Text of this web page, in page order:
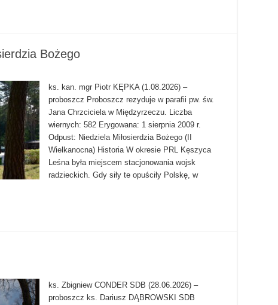
Bożego
ks. kan. mgr Piotr KĘPKA (1.08.2026) –
proboszcz Proboszcz rezyduje w parafii pw. św.
Jana Chrzciciela w Międzyrzeczu. Liczba
wiernych: 582 Erygowana: 1 sierpnia 2009 r.
Odpust: Niedziela Miłosierdzia Bożego (II
Wielkanocna) Historia W okresie PRL Kęszyca
Leśna była miejscem stacjonowania wojsk
radzieckich. Gdy siły te opuściły Polskę, w
ks. Zbigniew CONDER SDB (28.06.2026) –
proboszcz ks. Dariusz DĄBROWSKI SDB